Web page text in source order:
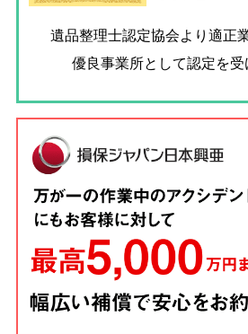
遺品整理士認定協会より適正
優良事業所として認定を受